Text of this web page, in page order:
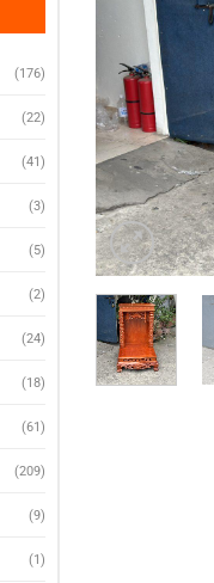
(176)
(22)
(41)
(3)
(5)
(2)
(24)
(18)
(61)
(209)
(9)
(1)